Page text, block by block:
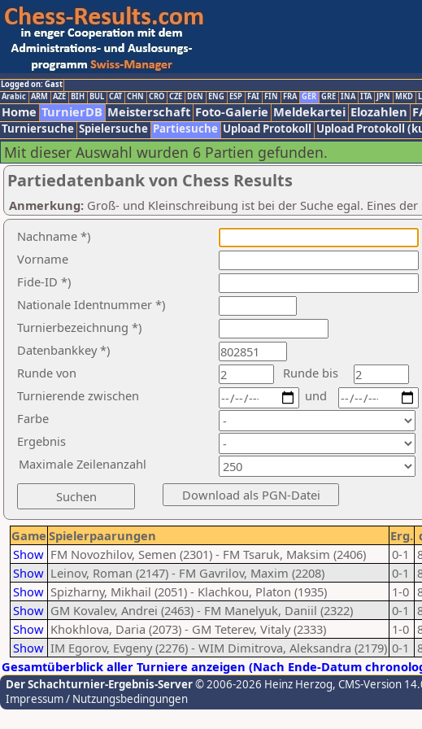
Logged on: Gast
Arabic ARM AZE BIH BUL CAT CHN CRO CZE DEN ENG ESP FAI FIN FRA GER GRE INA ITA JPN MKD
Home TurnierDB Meisterschaft Foto-Galerie Meldekartei Elozahlen
Turniersuche Spielersuche Partiesuche Upload Protokoll Upload Protokoll
Mit dieser Auswahl wurden 6 Partien gefunden.
Partiedatenbank von Chess Results
Anmerkung: Groß- und Kleinschreibung ist bei der Suche egal. Eines
Nachname *)
Vorname
Fide-ID *)
Nationale Identnummer *)
Turnierbezeichnung *)
Datenbankkey *)
Runde von
Runde bis
Turnierende zwischen
Farbe
Ergebnis
und
Maximale Zeilenanzahl
Game Spielerpaarungen Erg.
Show FM Novozhilov, Semen (2301) - FM Tsaruk, Maksim (2406) 0-1
Show Leinov, Roman (2147) - FM Gavrilov, Maxim (2208) 0-1
Show Spizharny, Mikhail (2051) - Klachkou, Platon (1935) 1-0
Show GM Kovalev, Andrei (2463) - FM Manelyuk, Daniil (2322) 0-1
Show Khokhlova, Daria (2073) - GM Teterev, Vitaly (2333) 1-0
Show IM Egorov, Evgeny (2276) - WIM Dimitrova, Aleksandra (2179) 0-1
Gesamtüberblick aller Turniere anzeigen (Nach Ende-Datum
Der Schachturnier-Ergebnis-Server© 2006-2026 Heinz Herzog, CMS-Version
Impressum / Nutzungsbedingungen